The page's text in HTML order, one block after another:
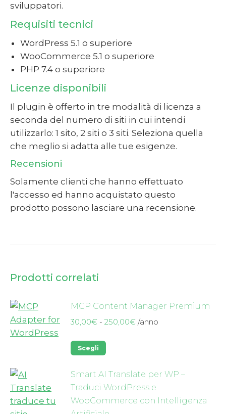
sviluppatori.
Requisiti tecnici
WordPress 5.1 o superiore
WooCommerce 5.1 o superiore
PHP 7.4 o superiore
Licenze disponibili
Il plugin è offerto in tre modalità di licenza a
seconda del numero di siti in cui intendi
utilizzarlo: 1 sito, 2 siti o 3 siti. Seleziona quella
che meglio si adatta alle tue esigenze.
Recensioni
Solamente clienti che hanno effettuato
l'accesso ed hanno acquistato questo
prodotto possono lasciare una recensione.
Prodotti correlati
MCP Content Manager Premium
30,00€ - 250,00€ Fascia
30,00€
a
250,00€
/anno
Scegli
ha
più
varianti.
Smart AI Translate per WP –
Traduci WordPress e
WooCommerce con Intelligenza